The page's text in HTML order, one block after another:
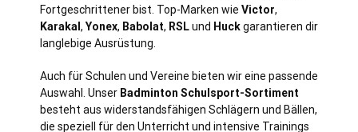
Fortgeschrittener bist. Top-Marken wie Victor,
Karakal , Yonex, Babolat, RSLund Huckgarantieren dir
langlebige Ausrüstung.
Auch für Schulen und Vereine bieten wir eine passende
Auswahl. Unser Badminton Schulsport-Sortiment
besteht aus widerstandsfähigen Schlägern und Bällen,
die speziell für den Unterricht und intensive Trainings